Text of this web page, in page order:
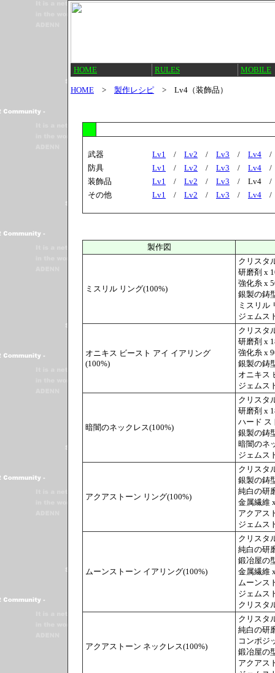
HOME RULES MOBILE
HOME > 製作レシピ > Lv4（装飾品）
武器 Lv1 / Lv2 / Lv3 / Lv4
防具
Lv1 / Lv2 / Lv3 / Lv4
装飾品
Lv1 / Lv2 / Lv3 / Lv4
その他
Lv1 / Lv2 / Lv3 / Lv4
製作図
ミスリル リング(100%)
クリスタ
研磨剤 x
強化糸 x
銀製の鋳
ミスリル
ジェムス
オニキス ビースト アイ イアリング
(100%)
クリスタ
研磨剤 x
強化糸 x
銀製の鋳
オニキス
ジェムス
暗闇のネックレス(100%)
クリスタ
研磨剤 x
ハード ス
銀製の鋳
暗闇のネ
ジェムス
アクアストーン リング(100%)
クリスタ
銀製の鋳
純白の研
金属繊維
アクアス
ジェムス
ムーンストーン イアリング(100%)
クリスタ
純白の研
鍛冶屋の
金属繊維
ムーンス
ジェムス
クリスタ
アクアストーン ネックレス(100%)
クリスタ
純白の研
コンポジ
鍛冶屋の
アクアス